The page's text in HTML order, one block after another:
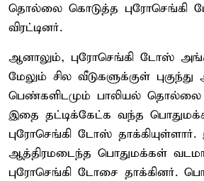
தொல்லை கொடுத்த புரோசெங்கி
விரட்டினர்.
ஆனாலும், புரோசெங்கி டோஸ்
மேலும் சில வீடுகளுக்குள் புகுந்து
பெண்களிடமும் பாலியல் தொல்லை
இதை தட்டிக்கேட்க வந்த
புரோசெங்கி டோஸ்
ஆத்திரமடைந்த பொதுமக்கள்
புரோசெங்கி டோசை தாக்கினர்.